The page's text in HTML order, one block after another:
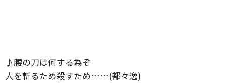
♪腰の刀は何する為ぞ
人を斬るため殺すため……(都々逸)